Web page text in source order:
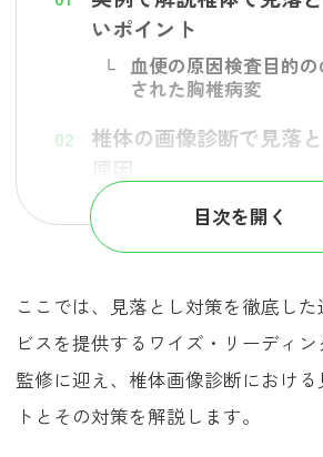
いポイント
血便の原因検査目的
された胸椎病変
椎体の画像診断で見落
読影の主訴集中によ
見落としを防ぐための
読影時に椎体周囲へ
主訴以外の部位も含
る
目次を開く
ここでは、見落とし対策を徹底し
ビスを提供するワイズ・リーディ
監修に迎え、椎体画像診断におけ
トとその対策を解説します。